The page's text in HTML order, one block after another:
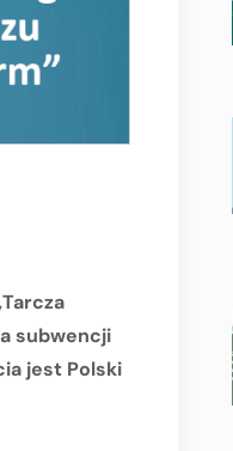
subwencji
jest Polski